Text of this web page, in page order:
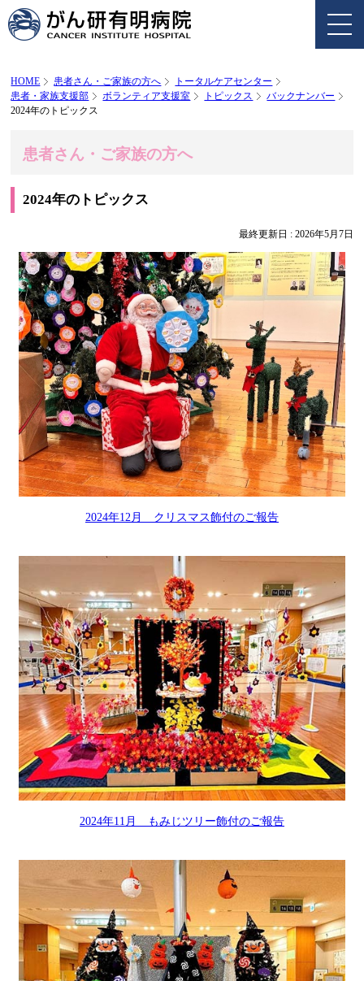
HOME 患者さん・ご家族の方へ
トータルケアセンター
患者・家族支援部
ボランティア支援室 トピックス
バックナンバー
2024年のトピックス
患者さん・ご家族の方へ
2024年のトピックス
最終更新日 : 2026年5月7日
2024年12月 クリスマス飾付のご報告
2024年11月 もみじツリー飾付のご報告